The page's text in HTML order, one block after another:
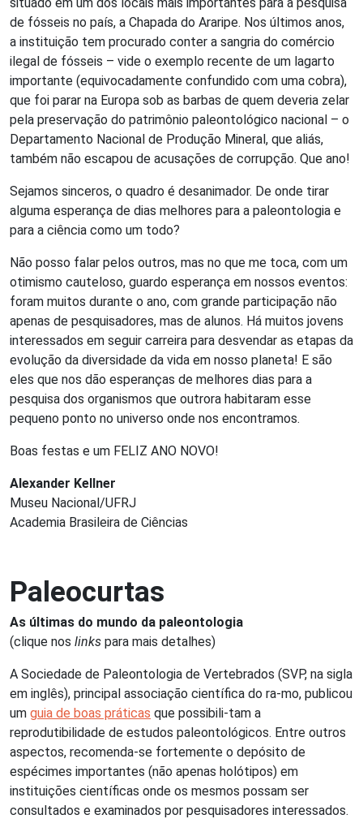
de fósseis no país, a Chapada do Araripe. Nos últimos anos,
a instituição tem procurado conter a sangria do comércio
ilegal de fósseis – vide o exemplo recente de um lagarto
importante (equivocadamente confundido com uma cobra),
que foi parar na Europa sob as barbas de quem deveria zelar
pela preservação do patrimônio paleontológico nacional – o
Departamento Nacional de Produção Mineral, que aliás,
também não escapou de acusações de corrupção. Que ano!
Sejamos sinceros, o quadro é desanimador. De onde tirar
alguma esperança de dias melhores para a paleontologia e
para a ciência como um todo?
Não posso falar pelos outros, mas no que me toca, com um
otimismo cauteloso, guardo esperança em nossos eventos:
foram muitos durante o ano, com grande participação não
apenas de pesquisadores, mas de alunos. Há muitos jovens
interessados em seguir carreira para desvendar as etapas da
evolução da diversidade da vida em nosso planeta! E são
eles que nos dão esperanças de melhores dias para a
pesquisa dos organismos que outrora habitaram esse
pequeno ponto no universo onde nos encontramos.
Boas festas e um FELIZ ANO NOVO!
Alexander Kellner
Museu Nacional/UFRJ
Academia Brasileira de Ciências
Paleocurtas
As últimas do mundo da paleontologia
(clique nos links para mais detalhes)
A Sociedade de Paleontologia de Vertebrados (SVP, na sigla
em inglês), principal associação científica do ra-mo, publicou
um guia de boas práticas que possibili-tam a
reprodutibilidade de estudos paleontológicos. Entre outros
aspectos, recomenda-se fortemente o depósito de
espécimes importantes (não apenas holótipos) em
instituições científicas onde os mesmos possam ser
consultados e examinados por pesquisadores interessados.